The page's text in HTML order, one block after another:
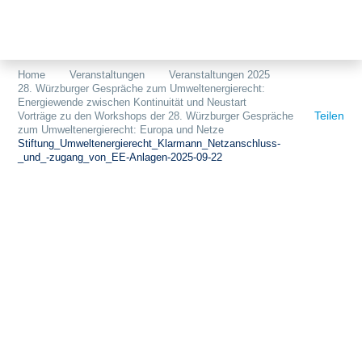
Europa
Flächen
Publikationen
News
Home Veranstaltungen
Veranstaltungen 2025
28. Würzburger Gespräche zum Umweltenergierecht:
Energiewende zwischen Kontinuität und Neustart
Vorträge zu den Workshops der 28. Würzburger Gespräche
zum Umweltenergierecht: Europa und Netze
Stiftung_Umweltenergierecht_Klarmann_Netzanschluss-
_und_-zugang_von_EE-Anlagen-2025-09-22
Teilen